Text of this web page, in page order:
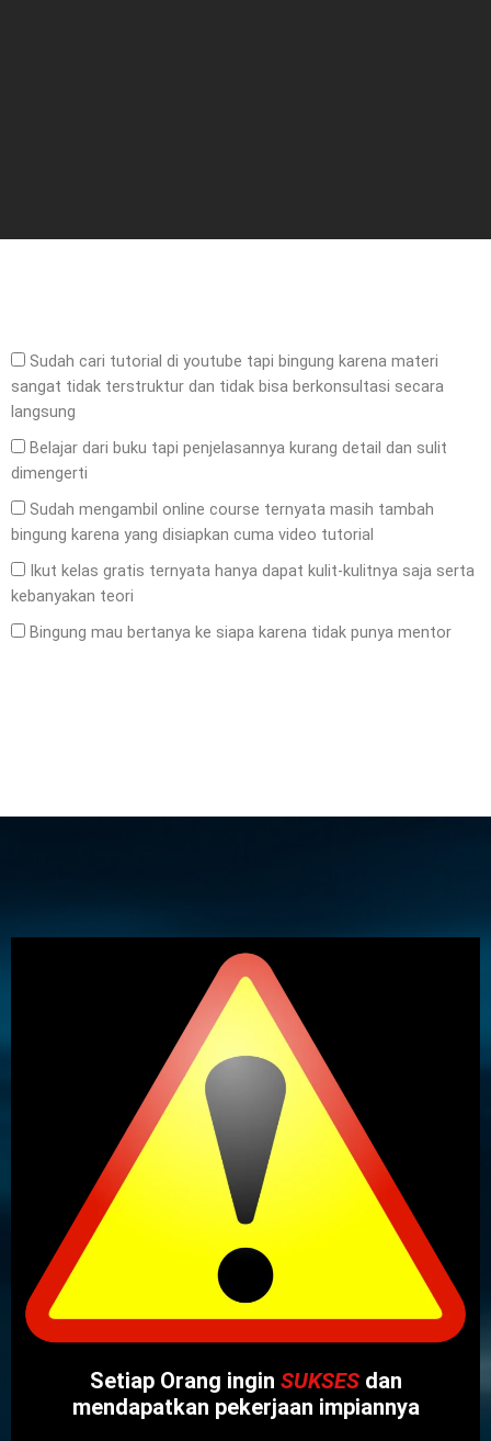
Sudah cari tutorial di youtube tapi bingung karena materi
sangat tidak terstruktur dan tidak bisa berkonsultasi secara
langsung
Belajar dari buku tapi penjelasannya kurang detail dan sulit
dimengerti
Sudah mengambil online course ternyata masih tambah
bingung karena yang disiapkan cuma video tutorial
Ikut kelas gratis ternyata hanya dapat kulit-kulitnya saja serta
kebanyakan teori
Bingung mau bertanya ke siapa karena tidak punya mentor
Setiap Orang ingin SUKSES dan
mendapatkan pekerjaan impiannya